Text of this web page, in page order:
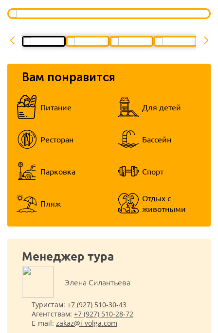
Вам понравится
Питание Для детей
Ресторан Бассейн
Парковка Спорт
Пляж
Отдых с
животными
Менеджер тура
Элена Cилантьева
Туристам: +7 (927) 510-30-43
Агентствам: +7 (927) 510-28-72
E-mail: zakaz@i-volga.com